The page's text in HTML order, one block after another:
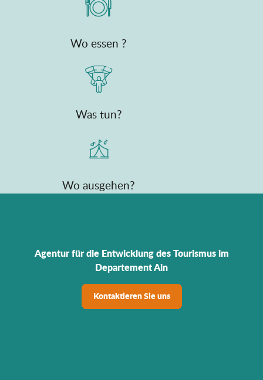
Wo essen ?
Was tun?
Wo ausgehen?
Agentur für die Entwicklung des Tourismus im
Departement Ain
Kontaktieren Sie uns